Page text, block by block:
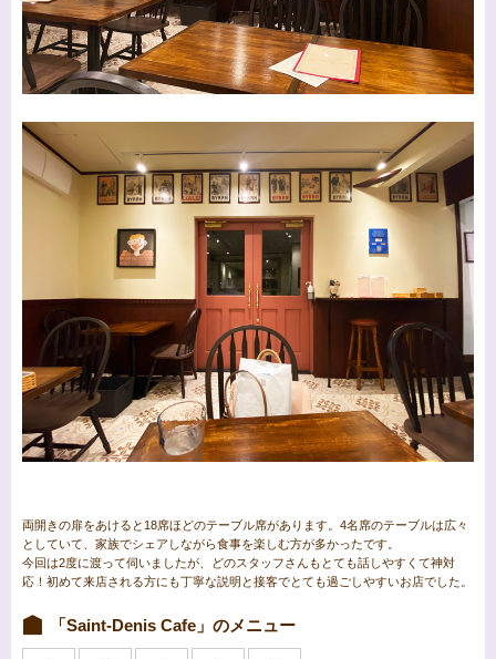
両開きの扉をあけると18席ほどのテーブル席があります。4名席のテーブルは広々
としていて、家族でシェアしながら食事を楽しむ方が多かったです。
今回は2度に渡って伺いましたが、どのスタッフさんもとても話しやすくて神対
応！初めて来店される方にも丁寧な説明と接客でとても過ごしやすいお店でした。
「Saint-Denis Cafe」のメニュー